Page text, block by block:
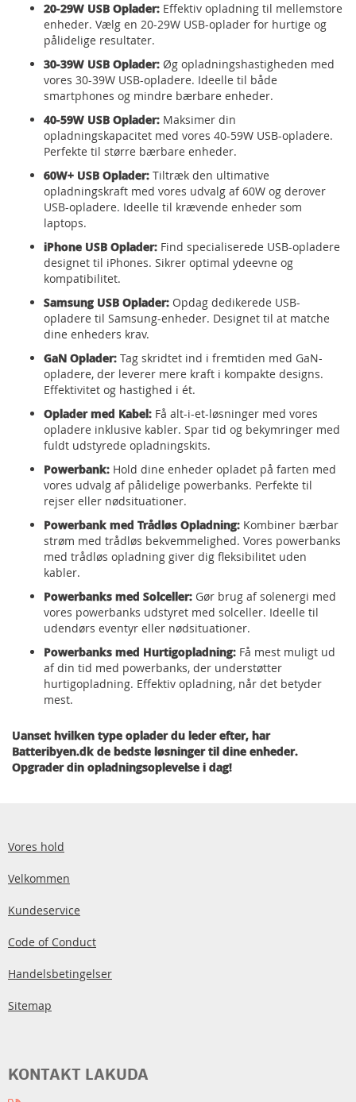
20-29W USB Oplader: Effektiv opladning til mellemstore
enheder. Vælg en 20-29W USB-oplader for hurtige og
pålidelige resultater.
30-39W USB Oplader: Øg opladningshastigheden med
vores 30-39W USB-opladere. Ideelle til både
smartphones og mindre bærbare enheder.
40-59W USB Oplader: Maksimer din
opladningskapacitet med vores 40-59W USB-opladere.
Perfekte til større bærbare enheder.
60W+ USB Oplader: Tiltræk den ultimative
opladningskraft med vores udvalg af 60W og derover
USB-opladere. Ideelle til krævende enheder som
laptops.
iPhone USB Oplader: Find specialiserede USB-opladere
designet til iPhones. Sikrer optimal ydeevne og
kompatibilitet.
Samsung USB Oplader: Opdag dedikerede USB-
opladere til Samsung-enheder. Designet til at matche
dine enheders krav.
GaN Oplader: Tag skridtet ind i fremtiden med GaN-
opladere, der leverer mere kraft i kompakte designs.
Effektivitet og hastighed i ét.
Oplader med Kabel: Få alt-i-et-løsninger med vores
opladere inklusive kabler. Spar tid og bekymringer med
fuldt udstyrede opladningskits.
Powerbank: Hold dine enheder opladet på farten med
vores udvalg af pålidelige powerbanks. Perfekte til
rejser eller nødsituationer.
Powerbank med Trådløs Opladning: Kombiner bærbar
strøm med trådløs bekvemmelighed. Vores powerbanks
med trådløs opladning giver dig fleksibilitet uden
kabler.
Powerbanks med Solceller: Gør brug af solenergi med
vores powerbanks udstyret med solceller. Ideelle til
udendørs eventyr eller nødsituationer.
Powerbanks med Hurtigopladning: Få mest muligt ud
af din tid med powerbanks, der understøtter
hurtigopladning. Effektiv opladning, når det betyder
mest.
Uanset hvilken type oplader du leder efter, har
Batteribyen.dk de bedste løsninger til dine enheder.
Opgrader din opladningsoplevelse i dag!
Vores hold
Velkommen
Kundeservice
Code of Conduct
Handelsbetingelser
Sitemap
KONTAKT LAKUDA